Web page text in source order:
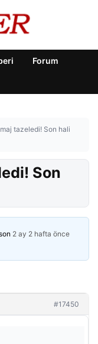
Forum
tazeledi! Son hali
Son
2 ay 2 hafta önce
#17450